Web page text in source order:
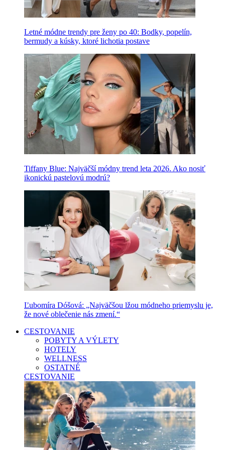
Letné módne trendy pre ženy po 40: Bodky, popelín,
bermudy a kúsky, ktoré lichotia postave
Tiffany Blue: Najväčší módny trend leta 2026. Ako nosiť
ikonickú pastelovú modrú?
Ľubomíra Dóšová: „Najväčšou lžou módneho priemyslu je,
že nové oblečenie nás zmení.“
CESTOVANIE
POBYTY A VÝLETY
HOTELY
WELLNESS
OSTATNÉ
CESTOVANIE